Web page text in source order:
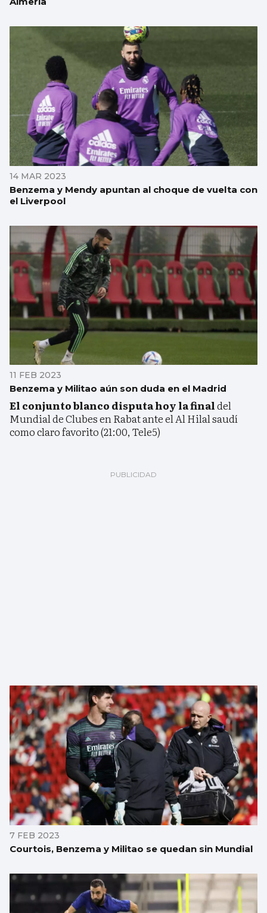
14 MAR 2023
Benzema y Mendy apuntan al choque de vuelta con
el Liverpool
11 FEB 2023
Benzema y Militao aún son duda en el Madrid
El conjunto blanco disputa hoy la finaldel
Mundial de Clubes en Rabat ante el Al Hilal saudí
como claro favorito (21:00, Tele5)
7 FEB 2023
Courtois, Benzema y Militao se quedan sin Mundial